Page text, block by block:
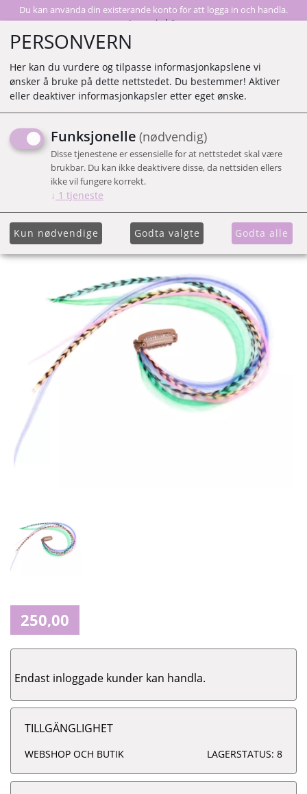
Du kan använda din existerande konto för att logga in och handla.
Logga in här
CLIP IN FJÄDER 15 CM
SPRING FLING
250,00
Endast inloggade kunder kan handla.
TILLGÄNGLIGHET
WEBSHOP OCH BUTIK LAGERSTATUS: 8
PERSONVERN
Her kan du vurdere og tilpasse informasjonkapslene vi
ønsker å bruke på dette nettstedet. Du bestemmer! Aktiver
eller deaktiver informasjonkapsler etter eget ønske.
Funksjonelle (nødvendig)
Disse tjenestene er essensielle for at nettstedet skal være
brukbar. Du kan ikke deaktivere disse, da nettsiden ellers
ikke vil fungere korrekt.
↓ 1 tjeneste
Kun nødvendige Godta valgte Godta alle